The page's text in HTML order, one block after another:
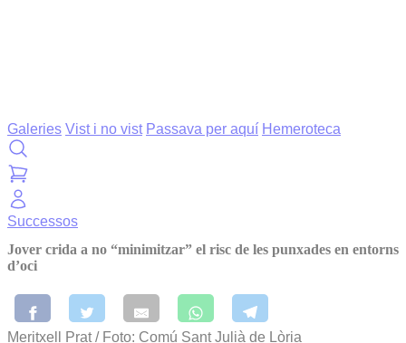
Galeries Vist i no vist Passava per aquí Hemeroteca
Successos
Jover crida a no “minimitzar” el risc de les punxades en entorns
d’oci
Meritxell Prat / Foto: Comú Sant Julià de Lòria